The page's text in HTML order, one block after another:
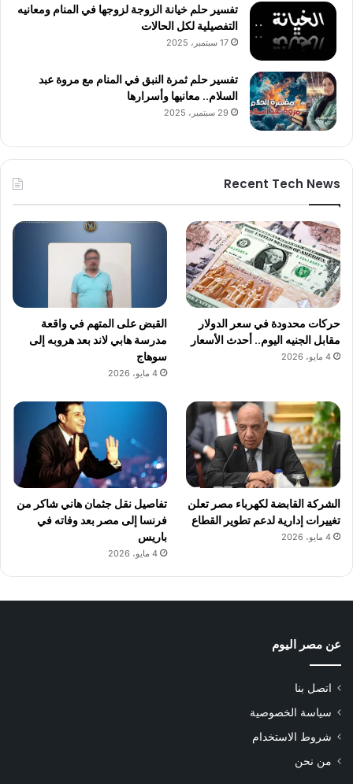
تفسير حلم خيانة الزوجة لزوجها في المنام ومعانيه
التفصيلية لكل الحالات
17 سبتمبر، 2025
تفسير حلم ثمرة النبق في المنام مع مروة عبد
السلام.. معانيها وأسرارها
29 سبتمبر، 2025
Recent Tech News
حركات محدودة في سعر الدولار
مقابل الجنيه اليوم.. أحدث الأسعار
4 مايو، 2026
القبض على المتهم في واقعة
مدرسة هابي لاند بعد هروبه إلى
سوهاج
4 مايو، 2026
الشركة القابضة لكهرباء مصر تعلن
تغييرات إدارية لدعم تطوير القطاع
4 مايو، 2026
تفاصيل نقل جثمان هاني شاكر من
فرنسا إلى مصر بعد وفاته في
باريس
4 مايو، 2026
عن مصر اليوم
اتصل بنا
سياسة الخصوصية
شروط الاستخدام
من نحن